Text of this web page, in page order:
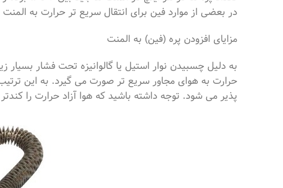
در بعضی از موارد فین برای انتقال سریع تر حرارت به
مزایای افزودن پره (فین) به المنت
به دلیل چسبیدن نوار استیل یا گالوانیزه تحت فشار
پذیر می شود. توجه داشته باشید که هوا آزاد حرارت را